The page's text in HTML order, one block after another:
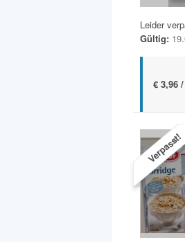
Leider
Gültig:
€ 3,96
Verpasst!